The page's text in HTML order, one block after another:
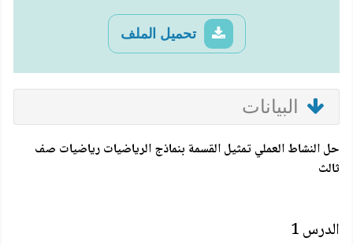
تحميل الملف
البيانات
حل النشاط العملي تمثيل القسمة بنماذج الرياضيات رياضيات صف
ثالث
الدرس 1